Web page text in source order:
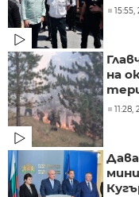
15:55,
на
11:28,